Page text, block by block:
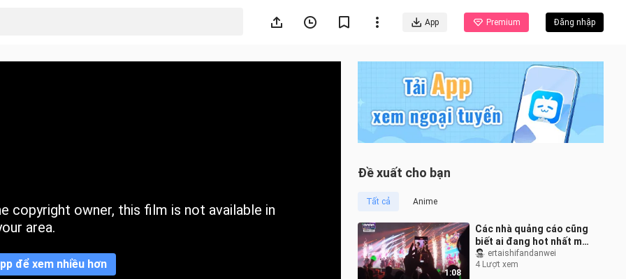
App Premium Đăng nhập
copyright owner, this film is not available in
area.
để xem nhiều hơn
Đề xuất cho bạn
Tất cả Anime
1:08
Các nhà quảng cáo cũng
biết ai đang hot nhất mà
nhỉertaishifandanwei
4 Lượt xem